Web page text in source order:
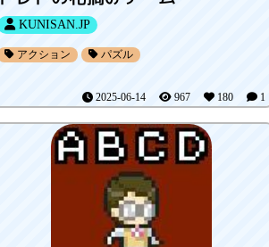
KUNISAN.JP
アクション パズル
2025-06-14 967 180 1